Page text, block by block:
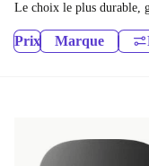
Le choix le plus durable,
Prix Marque